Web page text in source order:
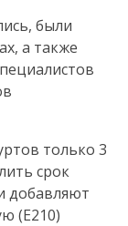
были
а также
только 3
срок
добавляют
(Е210)